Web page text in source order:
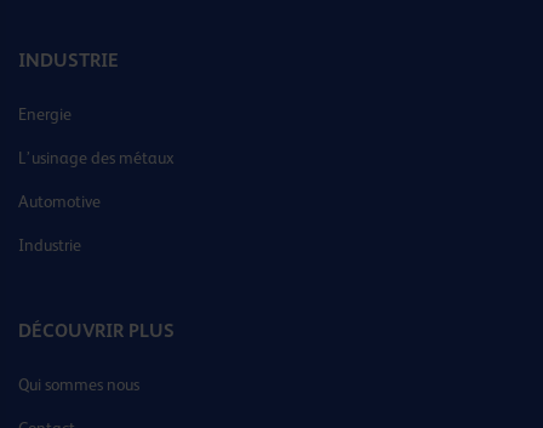
INDUSTRIE
Energie
L’usinage des métaux
Automotive
Industrie
DÉCOUVRIR PLUS
Qui sommes nous